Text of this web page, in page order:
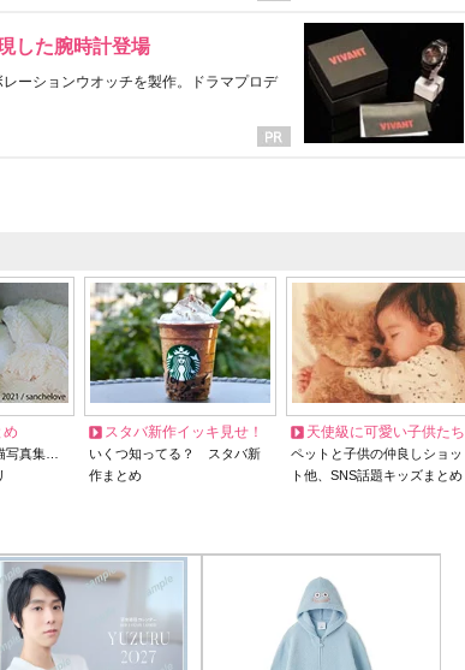
した腕時計登場
ーションウオッチを製作。ドラマプロデ
め
写真集…
スタバ新作イッキ見せ！
いくつ知ってる？ スタバ新
作まとめ
天使級に可愛い子供たち
ペットと子供の仲良しショッ
ト他、SNS話題キッズまとめ